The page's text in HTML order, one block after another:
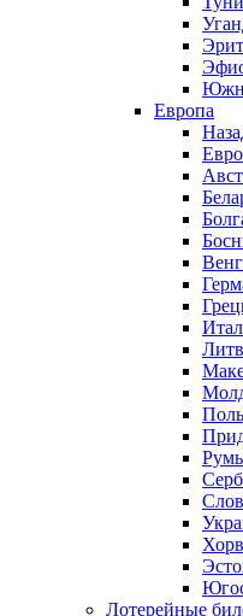
Европа
Лотерейные